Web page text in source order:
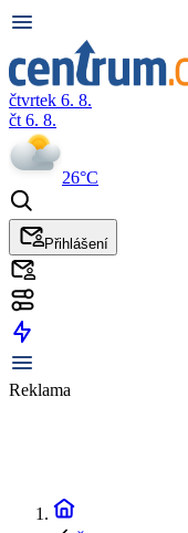
čtvrtek 6. 8.
čt 6. 8.
26°C
Přihlášení
Reklama